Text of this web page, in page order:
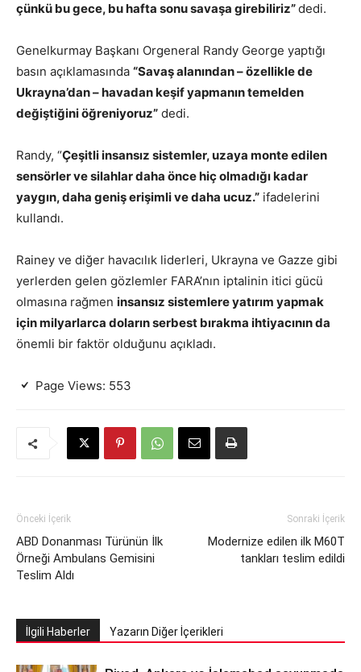
çünkü bu gece, bu hafta sonu savaşa girebiliriz”dedi.
Genelkurmay Başkanı Orgeneral Randy George yaptığı
basın açıklamasında “Savaş alanından – özellikle de
Ukrayna’dan – havadan keşif yapmanın temelden
değiştiğini öğreniyoruz” dedi.
Randy, “Çeşitli insansız sistemler, uzaya monte edilen
sensörler ve silahlar daha önce hiç olmadığı kadar
yaygın, daha geniş erişimli ve daha ucuz.” ifadelerini
kullandı.
Rainey ve diğer havacılık liderleri, Ukrayna ve Gazze gibi
yerlerden gelen gözlemler FARA’nın iptalinin itici gücü
olmasına rağmen insansız sistemlere yatırım yapmak
için milyarlarca doların serbest bırakma ihtiyacının da
önemli bir faktör olduğunu açıkladı.
Page Views: 553
Önceki İçerik
ABD Donanması Türünün İlk
Örneği Ambulans Gemisini
Teslim Aldı
Sonraki İçerik
Modernize edilen ilk M60T
tankları teslim edildi
İlgili Haberler Yazarın Diğer İçerikleri